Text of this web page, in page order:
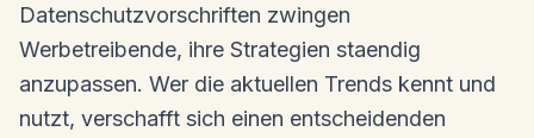
Datenschutzvorschriften zwingen
Werbetreibende, ihre Strategien staendig
anzupassen. Wer die aktuellen Trends kennt und
nutzt, verschafft sich einen entscheidenden